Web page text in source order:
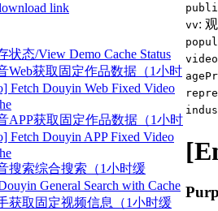
link
状态/View Demo Cache Status
Web获取固定作品数据（1小时
Fetch Douyin Web Fixed Video
APP获取固定作品数据（1小时
Fetch Douyin APP Fixed Video
搜索综合搜索（1小时缓
General Search with Cache
获取固定视频信息（1小时缓
vv: